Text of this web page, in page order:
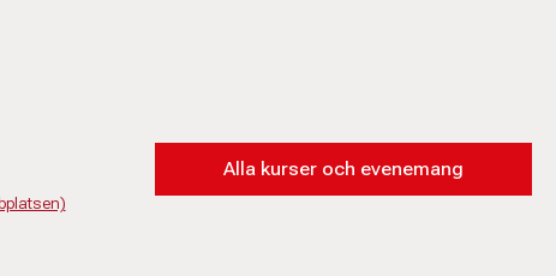
Alla kurser och evenemang